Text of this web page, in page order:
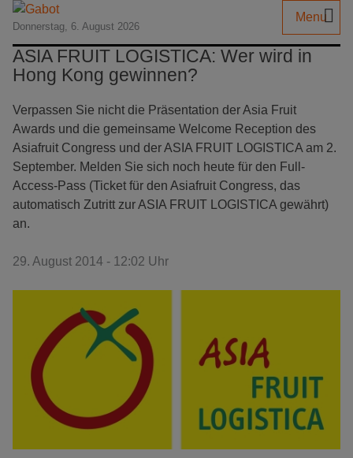
Donnerstag, 6. August 2026
Menu
ASIA FRUIT LOGISTICA: Wer wird in
Hong Kong gewinnen?
Verpassen Sie nicht die Präsentation der Asia Fruit
Awards und die gemeinsame Welcome Reception des
Asiafruit Congress und der ASIA FRUIT LOGISTICA am 2.
September. Melden Sie sich noch heute für den Full-
Access-Pass (Ticket für den Asiafruit Congress, das
automatisch Zutritt zur ASIA FRUIT LOGISTICA gewährt)
an.
29. August 2014 - 12:02 Uhr